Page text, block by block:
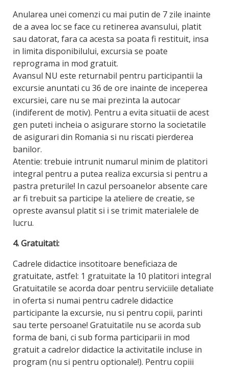
Anularea unei comenzi cu mai putin de 7 zile inainte
de a avea loc se face cu retinerea avansului, platit
sau datorat, fara ca acesta sa poata fi restituit, insa
in limita disponibilului, excursia se poate
reprograma in mod gratuit.
Avansul NU este returnabil pentru participantii la
excursie anuntati cu 36 de ore inainte de inceperea
excursiei, care nu se mai prezinta la autocar
(indiferent de motiv). Pentru a evita situatii de acest
gen puteti incheia o asigurare storno la societatile
de asigurari din Romania si nu riscati pierderea
banilor.
Atentie: trebuie intrunit numarul minim de platitori
integral pentru a putea realiza excursia si pentru a
pastra preturile! In cazul persoanelor absente care
ar fi trebuit sa participe la ateliere de creatie, se
opreste avansul platit si i se trimit materialele de
lucru.
4. Gratuitati:
Cadrele didactice insotitoare beneficiaza de
gratuitate, astfel: 1 gratuitate la 10 platitori integral
Gratuitatile se acorda doar pentru serviciile detaliate
in oferta si numai pentru cadrele didactice
participante la excursie, nu si pentru copii, parinti
sau terte persoane! Gratuitatile nu se acorda sub
forma de bani, ci sub forma participarii in mod
gratuit a cadrelor didactice la activitatile incluse in
program (nu si pentru optionale!). Pentru copiii